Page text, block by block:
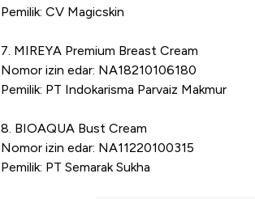
Pemilik: CV Magicskin
7. MIREYA Premium Breast Cream
Nomor izin edar: NA18210106180
Pemilik: PT Indokarisma Parvaiz Makmur
8. BIOAQUA Bust Cream
Nomor izin edar: NA11220100315
Pemilik: PT Semarak Sukha